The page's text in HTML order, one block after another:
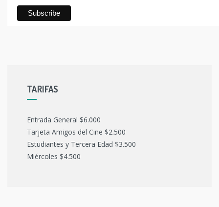
TARIFAS
Entrada General $6.000
Tarjeta Amigos del Cine $2.500
Estudiantes y Tercera Edad $3.500
Miércoles $4.500